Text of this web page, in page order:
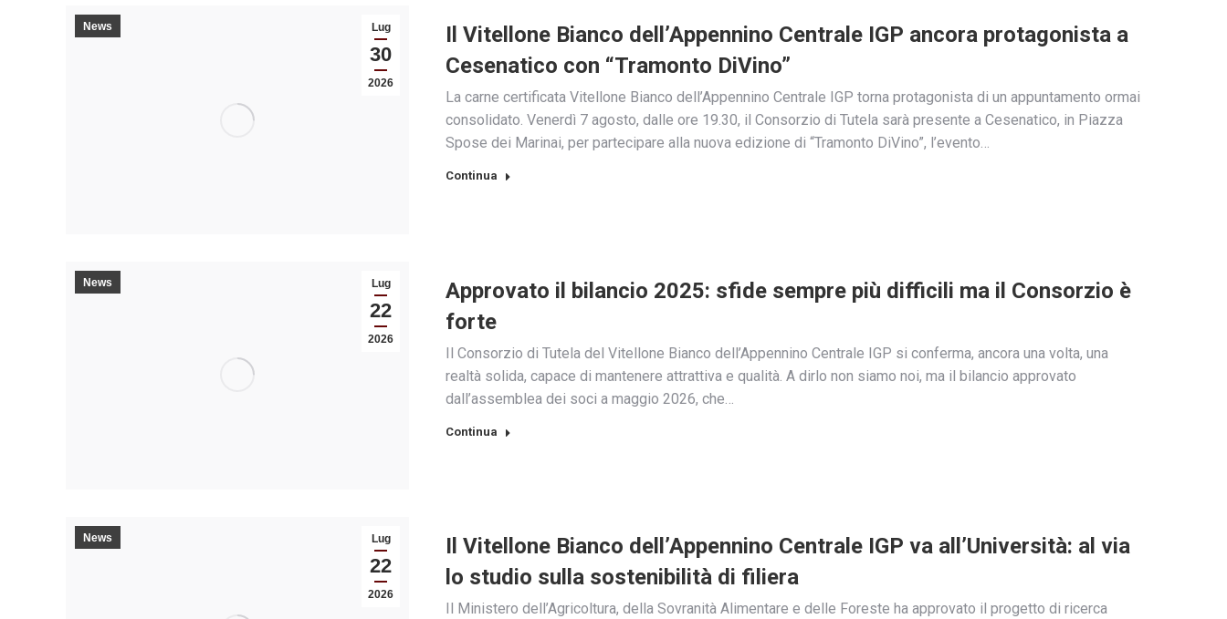
Lug
30
2026
News
Il Vitellone Bianco dell’Appennino Centrale IGP ancora protagonista a
Cesenatico con “Tramonto DiVino”
La carne certificata Vitellone Bianco dell’Appennino Centrale IGP torna protagonista di un appuntamento ormai
consolidato. Venerdì 7 agosto, dalle ore 19.30, il Consorzio di Tutela sarà presente a Cesenatico, in Piazza
Spose dei Marinai, per partecipare alla nuova edizione di “Tramonto DiVino”, l’evento…
Continua
Lug
22
2026
News
Approvato il bilancio 2025: sfide sempre più difficili ma il Consorzio è
forte
Il Consorzio di Tutela del Vitellone Bianco dell’Appennino Centrale IGP si conferma, ancora una volta, una
realtà solida, capace di mantenere attrattiva e qualità. A dirlo non siamo noi, ma il bilancio approvato
dall’assemblea dei soci a maggio 2026, che…
Continua
Lug
22
2026
News
Il Vitellone Bianco dell’Appennino Centrale IGP va all’Università: al via
lo studio sulla sostenibilità di filiera
Il Ministero dell’Agricoltura, della Sovranità Alimentare e delle Foreste ha approvato il progetto di ricerca